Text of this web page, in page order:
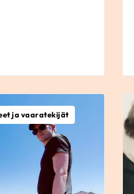
ja vaaratekijät